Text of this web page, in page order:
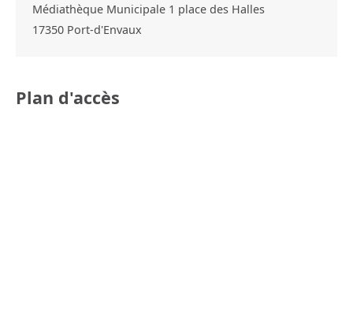
Médiathèque Municipale 1 place des Halles
17350 Port-d'Envaux
Plan d'accès